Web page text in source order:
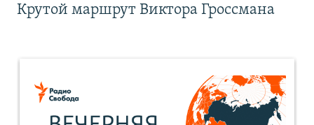
Крутой маршрут Виктора Гроссмана